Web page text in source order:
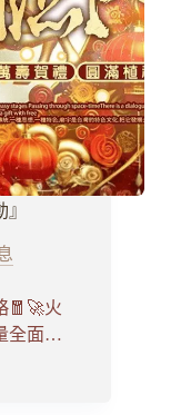
🧧🚀火
全面…